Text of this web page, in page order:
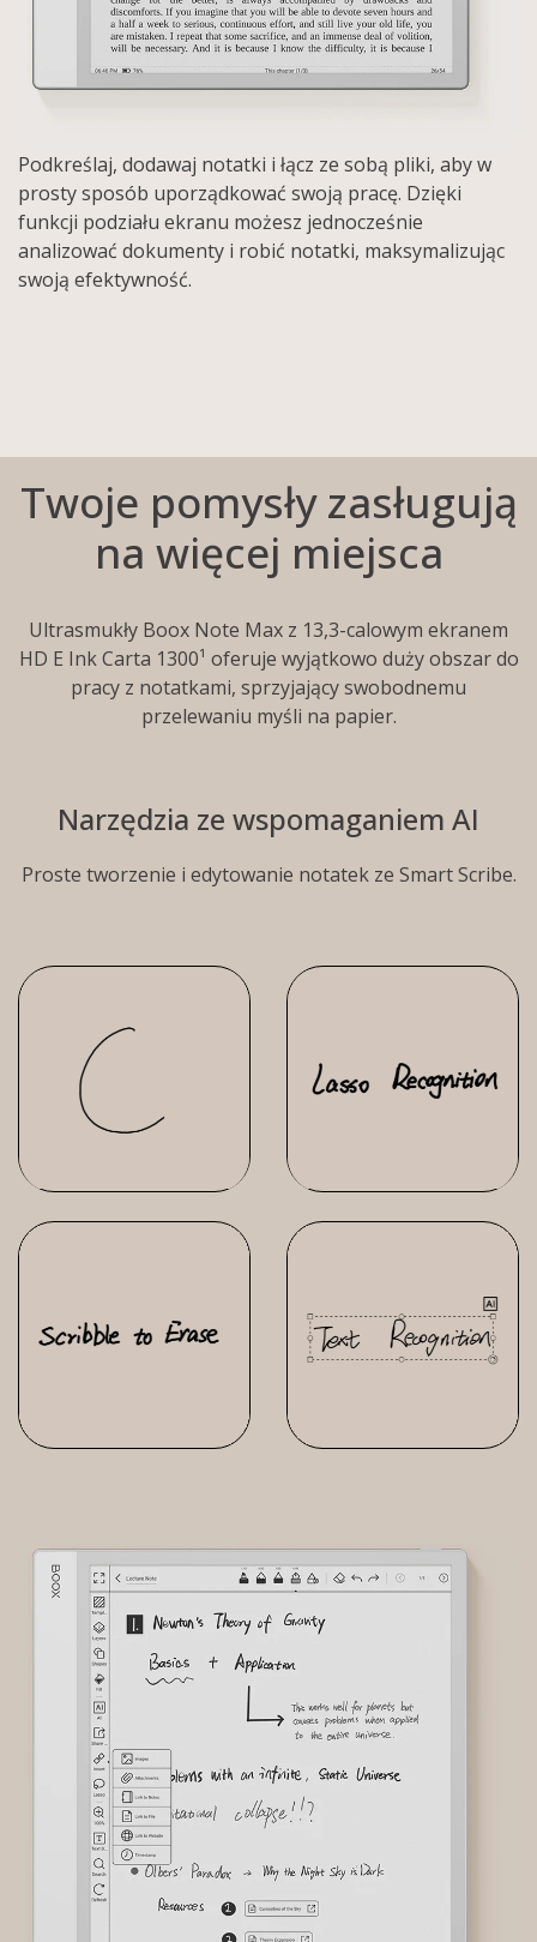
Podkreślaj, dodawaj notatki i łącz ze sobą pliki, aby w
prosty sposób uporządkować swoją pracę. Dzięki
funkcji podziału ekranu możesz jednocześnie
analizować dokumenty i robić notatki, maksymalizując
swoją efektywność.
Twoje pomysły zasługują
na więcej miejsca
Ultrasmukły Boox Note Max z 13,3-calowym ekranem
HD E Ink Carta 1300¹ oferuje wyjątkowo duży obszar do
pracy z notatkami, sprzyjający swobodnemu
przelewaniu myśli na papier.
Narzędzia ze wspomaganiem AI
Proste tworzenie i edytowanie notatek ze Smart Scribe.